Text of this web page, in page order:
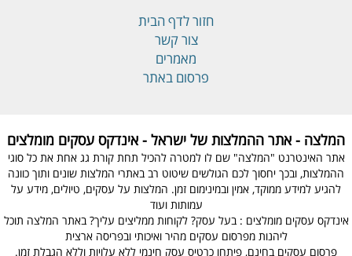
חזור לדף הבית
צור קשר
מאמרים
פרסום באתר
המלצה - אתר ההמלצות של ישראל - אינדקס עסקים מומלצים
אתר האינטרנט "המלצה" שם לו למטרה להכיל תחת קורת גג אחת את כל סוגי
ההמלצות, ובכך יחסוך לכם הגולשים שיטוט רב באתרי המלצות שונים ותוך כוונה
להגיע למידע ממוקד, אמין ובמינימום זמן. המלצות על עסקים, טיולים, מידע על
עמותות ועוד
אינדקס עסקים מומלצים : בעל עסק? לקוחות ממליצים עליך? באתר המלצה תוכל
ליהנות מפרסום עסקים מהיר ואיכותי ובפריסה ארצית
פרסום עסקים בחינם, פיתחו כרטיס עסק חינמי ללא עלויות וללא הגבלת זמן.